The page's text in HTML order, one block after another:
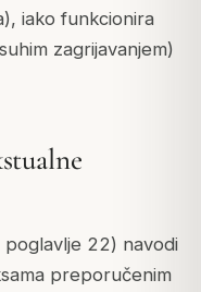
iako funkcionira
zagrijavanjem)
poglavlje 22) navodi
preporučenim